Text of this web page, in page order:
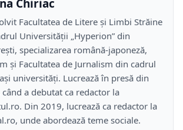
Chiriac
Facultatea de Litere și Limbi Străine
Universității „Hyperion” din
specializarea română-japoneză,
și Facultatea de Jurnalism din cadrul
universități. Lucrează în presă din
a debutat ca redactor la
Din 2019, lucrează ca redactor la
unde abordează teme sociale.